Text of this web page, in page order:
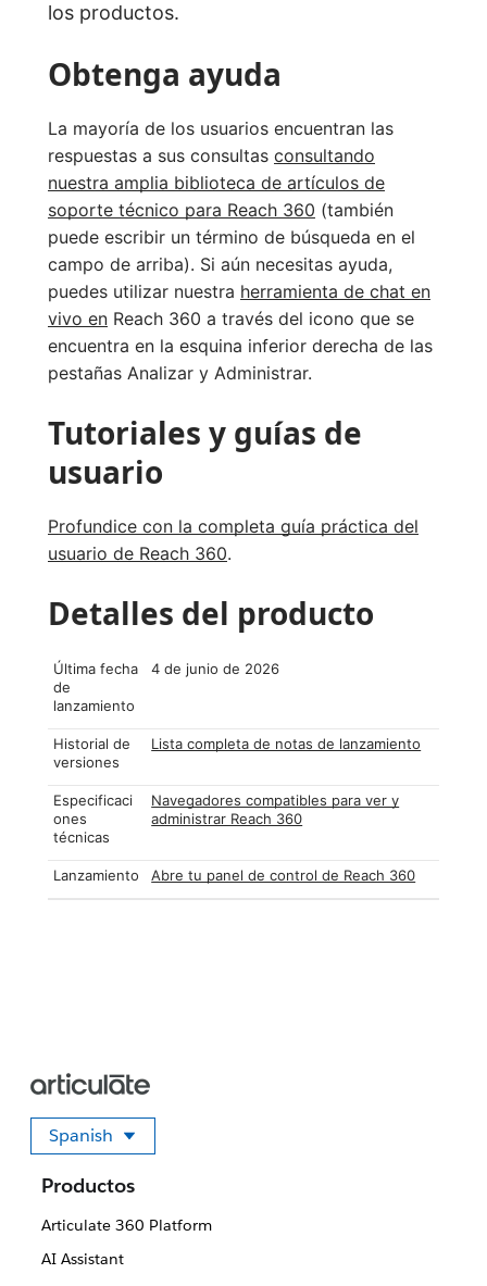
los productos.
Obtenga ayuda
La mayoría de los usuarios encuentran las
respuestas a sus consultas consultando
nuestra amplia biblioteca de artículos de
soporte técnico para Reach 360 (también
puede escribir un término de búsqueda en el
campo de arriba). Si aún necesitas ayuda,
puedes utilizar nuestra herramienta de chat en
vivo en Reach 360 a través del icono que se
encuentra en la esquina inferior derecha de las
pestañas Analizar y Administrar.
Tutoriales y guías de
usuario
Profundice con la completa guía práctica del
usuario de Reach 360.
Detalles del producto
Última fecha
de
lanzamiento
4 de junio de 2026
Historial de
versiones
Lista completa de notas de lanzamiento
Especificaci
ones
técnicas
Navegadores compatibles para ver y
administrar Reach 360
Lanzamiento Abre tu panel de control de Reach 360
Spanish
Seleccione su idioma
Productos
Articulate 360 Platform
AI Assistant